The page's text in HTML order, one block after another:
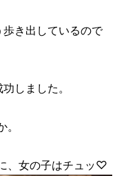
き出しているので
しました。
、女の子はチュッ♡